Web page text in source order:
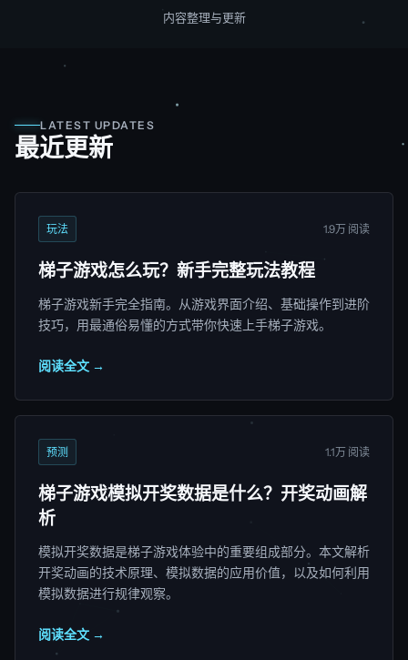
内容整理与更新
LATEST UPDATES
最近更新
玩法 1.9万 阅读
梯子游戏怎么玩？新手完整玩法教程
梯子游戏新手完全指南。从游戏界面介绍、基础操作到进阶
技巧，用最通俗易懂的方式带你快速上手梯子游戏。
阅读全文 →
预测 1.1万 阅读
梯子游戏模拟开奖数据是什么？开奖动画解
析
模拟开奖数据是梯子游戏体验中的重要组成部分。本文解析
开奖动画的技术原理、模拟数据的应用价值，以及如何利用
模拟数据进行规律观察。
阅读全文 →